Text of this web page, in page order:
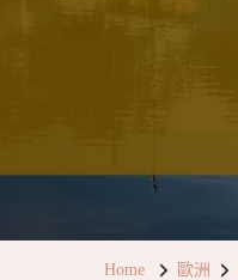
Home 歐洲